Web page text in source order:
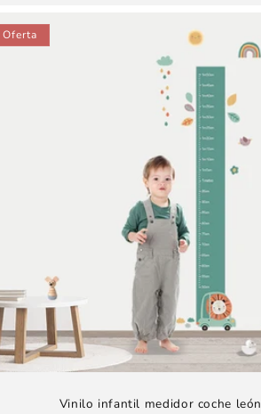
Oferta
Vinilo infantil medidor coche león